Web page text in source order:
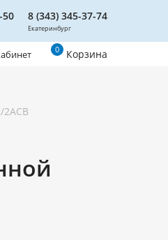
50 8 (343) 345-37-74
Екатеринбург
0 Корзина